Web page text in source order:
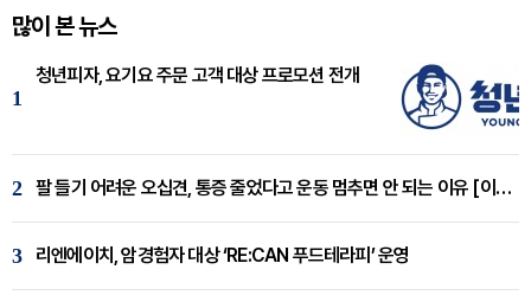
많이 본 뉴스
1
청년피자, 요기요 주문 고객 대상 프로모션 전개
2 팔 들기 어려운 오십견, 통증 줄었다고 운동 멈추면 안 되는 이유 [이병욱 원장 칼럼]
3 리엔에이치, 암경험자 대상 ‘RE:CAN 푸드테라피’ 운영